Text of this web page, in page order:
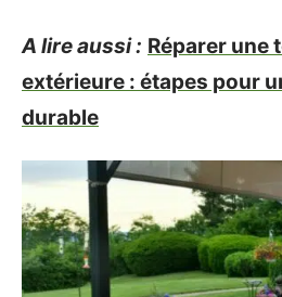
A lire aussi : Réparer une
extérieure : étapes pour
durable